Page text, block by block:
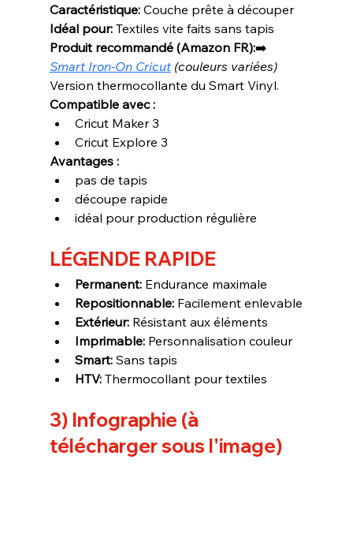
Caractéristique: Couche prête à découper
Idéal pour: Textiles vite faits sans tapis
Produit recommandé (Amazon FR):➡️
Smart Iron-On Cricut (couleurs variées)
Version thermocollante du Smart Vinyl.
Compatible avec :
Cricut Maker 3
Cricut Explore 3
Avantages :
pas de tapis
découpe rapide
idéal pour production régulière
LÉGENDE RAPIDE
Permanent: Endurance maximale
Repositionnable: Facilement enlevable
Extérieur: Résistant aux éléments
Imprimable: Personnalisation couleur
Smart: Sans tapis
HTV: Thermocollant pour textiles
3) Infographie (à
télécharger sous l'image)